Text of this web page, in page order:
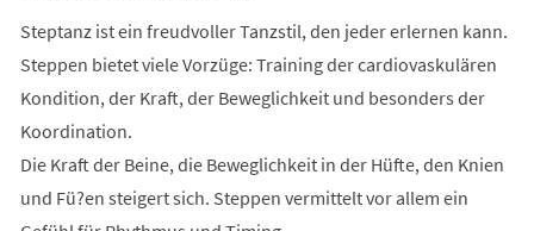
Steptanz ist ein freudvoller Tanzstil, den jeder erlernen kann.
Steppen bietet viele Vorzüge: Training der cardiovaskulären
Kondition, der Kraft, der Beweglichkeit und besonders der
Koordination.
Die Kraft der Beine, die Beweglichkeit in der Hüfte, den Knien
und Fü?en steigert sich. Steppen vermittelt vor allem ein